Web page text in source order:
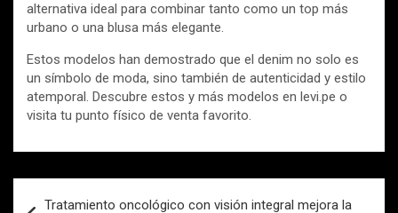
alternativa ideal para combinar tanto como un top más
urbano o una blusa más elegante.
Estos modelos han demostrado que el denim no solo es
un símbolo de moda, sino también de autenticidad y estilo
atemporal. Descubre estos y más modelos en levi.pe o
visita tu punto físico de venta favorito.
Tratamiento oncológico con visión integral mejora la